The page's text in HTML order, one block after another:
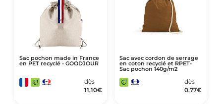
Sac pochon made in France
en PET recyclé - GOODJOUR
dès
11,10€
Sac avec cordon de serrage
en coton recyclé et RPET-
Sac pochon 140g/m2
dès
0,77€